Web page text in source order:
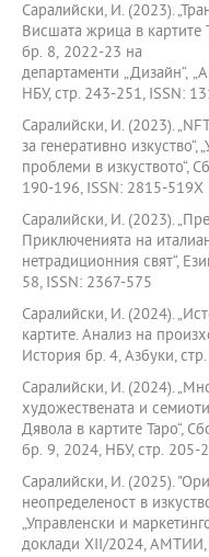
Саралийски, И. (2023).
Висшата жрица в картите
бр. 8, 2022-23 на
департаменти „Дизайн“,
НБУ, стр. 243-251, ISSN:
Саралийски, И. (2023).
за генеративно
проблеми в изкуството“,
190-196, ISSN: 2815-519Х
Саралийски, И. (2023).
Приключенията на
нетрадиционния свят“,
58, ISSN: 2367-575
Саралийски, И. (2024).
картите. Анализ на
История бр. 4, Азбуки,
Саралийски, И. (2024).
художествената и
Дявола в картите Таро“,
бр. 9, 2024, НБУ, стр. 205-
Саралийски, И. (2025).
неопределеност в
„Управленски и
доклади XII/2024, АМТИИ,